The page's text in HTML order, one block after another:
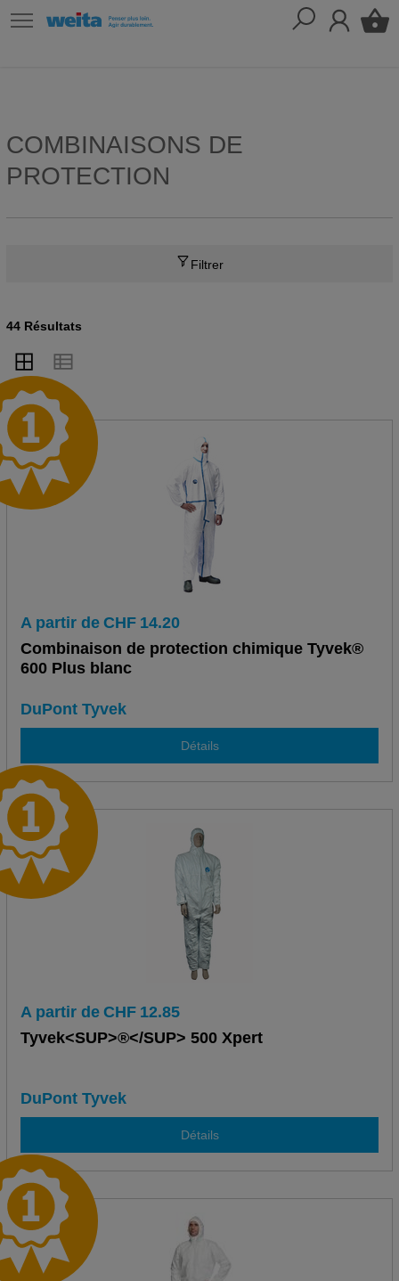
COMBINAISONS DE
PROTECTION
Filtrer
44 Résultats
A partir de CHF 14.20
Combinaison de protection chimique Tyvek®
600 Plus blanc
DuPont Tyvek
Détails
A partir de CHF 12.85
Tyvek<SUP>®</SUP> 500 Xpert
DuPont Tyvek
Détails